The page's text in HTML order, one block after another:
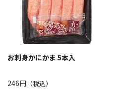
お刺身かにかま 5本入
246円 （税込）